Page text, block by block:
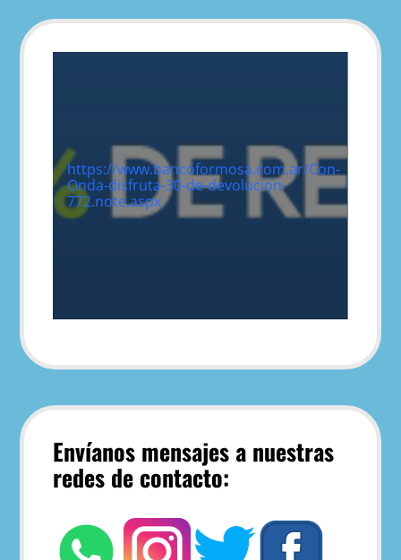
https://www.bancoformosa.com.ar/Con-
Onda-disfruta-30-de-devolucion-
772.note.aspx
Envíanos mensajes a nuestras
redes de contacto: